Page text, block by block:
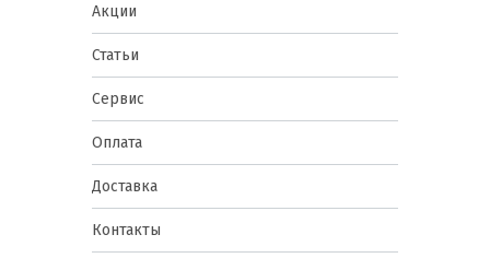
Акции
Статьи
Сервис
Оплата
Доставка
Контакты